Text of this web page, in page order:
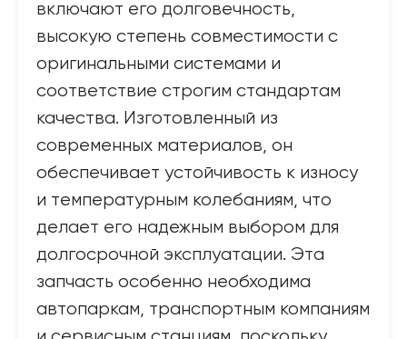
включают его долговечность,
высокую степень совместимости с
оригинальными системами и
соответствие строгим стандартам
качества. Изготовленный из
современных материалов, он
обеспечивает устойчивость к износу
и температурным колебаниям, что
делает его надежным выбором для
долгосрочной эксплуатации. Эта
запчасть особенно необходима
автопаркам, транспортным компаниям